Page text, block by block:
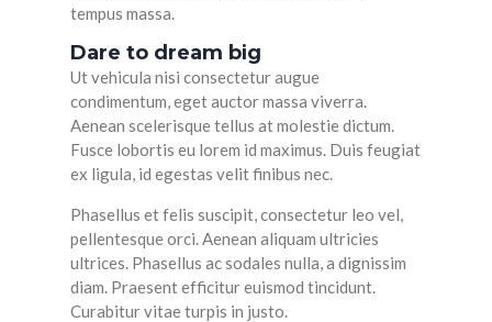
tempus massa.
Dare to dream big
Ut vehicula nisi consectetur augue
condimentum, eget auctor massa viverra.
Aenean scelerisque tellus at molestie dictum.
Fusce lobortis eu lorem id maximus. Duis feugiat
ex ligula, id egestas velit finibus nec.
Phasellus et felis suscipit, consectetur leo vel,
pellentesque orci. Aenean aliquam ultricies
ultrices. Phasellus ac sodales nulla, a dignissim
diam. Praesent efficitur euismod tincidunt.
Curabitur vitae turpis in justo.